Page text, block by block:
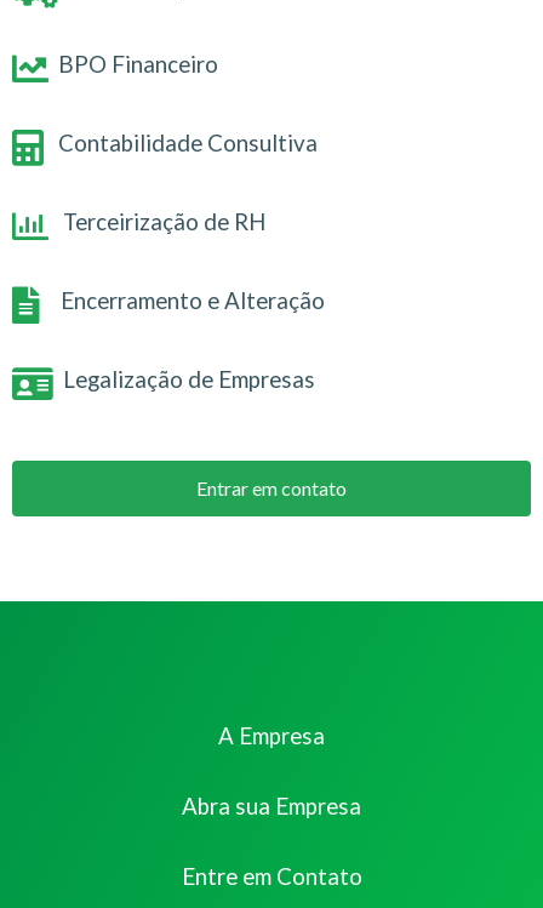
BPO Financeiro
Contabilidade Consultiva
Terceirização de RH
Encerramento e Alteração
Legalização de Empresas
Entrar em contato
A Empresa
Abra sua Empresa
Entre em Contato